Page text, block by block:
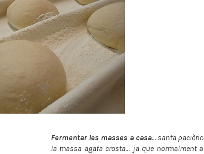
Fermentar les masses a casa… santa
la massa agafa crosta… ja que normalment